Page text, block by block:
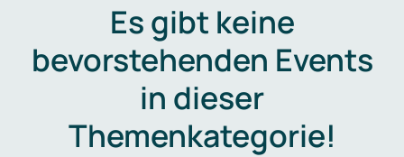
Es gibt keine
bevorstehenden Events
in dieser
Themenkategorie!